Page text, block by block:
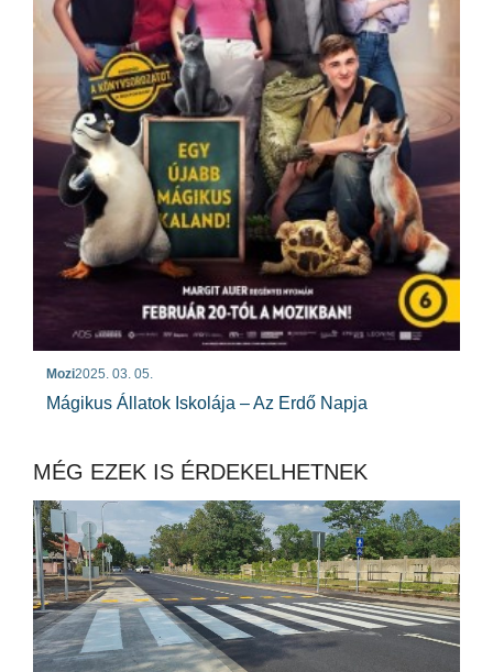
Mozi2025. 03. 05.
Mágikus Állatok Iskolája – Az Erdő Napja
MÉG EZEK IS ÉRDEKELHETNEK